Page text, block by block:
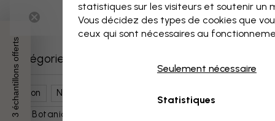
Catégories similaires
Salon Nature
Art Botanique
3 échantillons offerts
statistiques sur les visiteurs et soutenir un
Vous décidez des types de cookies que
ceux qui sont nécessaires au
Seulement nécessaire
Statistiques